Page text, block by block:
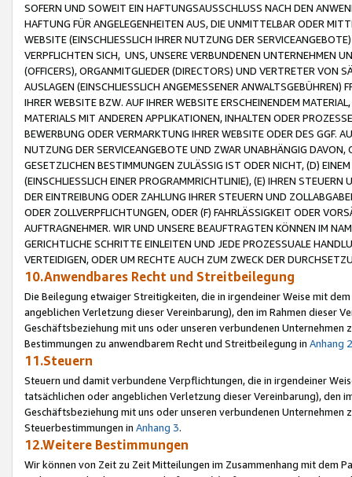
SOFERN UND SOWEIT EIN HAFTUNGSAUSSCHLUSS NACH DEN
HAFTUNG FÜR ANGELEGENHEITEN AUS, DIE UNMITTELBAR ODER
WEBSITE (EINSCHLIESSLICH IHRER NUTZUNG DER
VERPFLICHTEN SICH, UNS, UNSERE VERBUNDENEN UNTERNEHMEN
(OFFICERS), ORGANMITGLIEDER (DIRECTORS) UND VERTRETER VON
AUSLAGEN (EINSCHLIESSLICH ANGEMESSENER
IHRER WEBSITE BZW. AUF IHRER WEBSITE ERSCHEINENDEM
MATERIALS MIT ANDEREN APPLIKATIONEN, INHALTEN ODER
BEWERBUNG ODER VERMARKTUNG IHRER WEBSITE ODER DES GGF.
NUTZUNG DER SERVICEANGEBOTE UND ZWAR UNABHÄNGIG
GESETZLICHEN BESTIMMUNGEN ZULÄSSIG IST ODER NICHT, (D)
(EINSCHLIESSLICH EINER PROGRAMMRICHTLINIE), (E) IHREN
DER EINTREIBUNG ODER ZAHLUNG IHRER STEUERN UND
ODER ZOLLVERPFLICHTUNGEN, ODER (F) FAHRLÄSSIGKEIT ODER
AUFTRAGNEHMER. WIR UND UNSERE BEAUFTRAGTEN KÖNNEN IM
GERICHTLICHE SCHRITTE EINLEITEN UND JEDE PROZESSUALE
VERTEIDIGEN, ODER UM RECHTE AUCH ZUM ZWECK DER
10.Anwendbares Recht und Streitbeilegung
Die Beilegung etwaiger Streitigkeiten, die in irgendeiner Weise mit
angeblichen Verletzung dieser Vereinbarung), den im Rahmen dieser
Geschäftsbeziehung mit uns oder unseren verbundenen
Bestimmungen zu anwendbarem Recht und Streitbeilegung in Anhang 2
11.Steuern
Steuern und damit verbundene Verpflichtungen, die in irgendeiner
tatsächlichen oder angeblichen Verletzung dieser Vereinbarung), den
Geschäftsbeziehung mit uns oder unseren verbundenen
Steuerbestimmungen in Anhang 3.
12.Weitere Bestimmungen
Wir können von Zeit zu Zeit Mitteilungen im Zusammenhang mit dem